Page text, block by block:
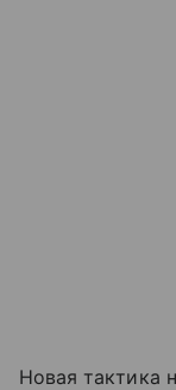
Новая тактика